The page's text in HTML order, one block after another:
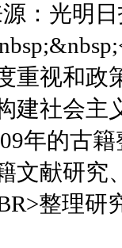
：光明
重视和政
建社会主
年的古
文献研究
整理研